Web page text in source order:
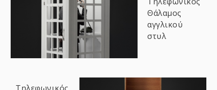
Θάλαμος
αγγλικού
στυλ